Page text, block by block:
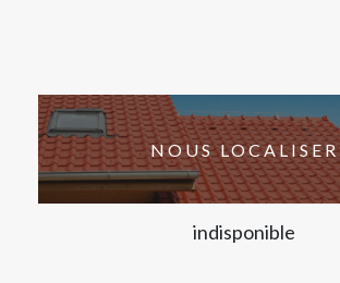
NOUS LOCALISER
indisponible